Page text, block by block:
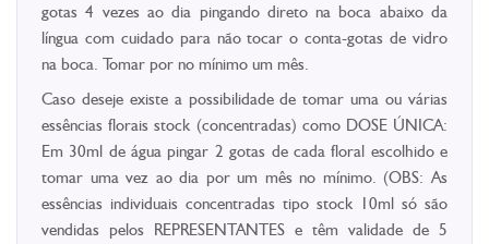
gotas 4 vezes ao dia pingando direto na boca abaixo da
língua com cuidado para não tocar o conta-gotas de vidro
na boca. Tomar por no mínimo um mês.
Caso deseje existe a possibilidade de tomar uma ou várias
essências florais stock (concentradas) como DOSE ÚNICA:
Em 30ml de água pingar 2 gotas de cada floral escolhido e
tomar uma vez ao dia por um mês no mínimo. (OBS: As
essências individuais concentradas tipo stock 10ml só são
vendidas pelos REPRESENTANTES e têm validade de 5